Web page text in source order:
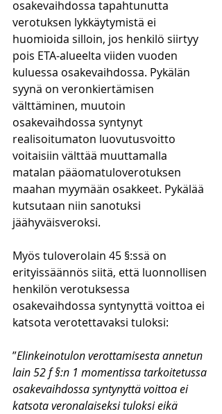
osakevaihdossa tapahtunutta
verotuksen lykkäytymistä ei
huomioida silloin, jos henkilö siirtyy
pois ETA-alueelta viiden vuoden
kuluessa osakevaihdossa. Pykälän
syynä on veronkiertämisen
välttäminen, muutoin
osakevaihdossa syntynyt
realisoitumaton luovutusvoitto
voitaisiin välttää muuttamalla
matalan pääomatuloverotuksen
maahan myymään osakkeet. Pykälää
kutsutaan niin sanotuksi
jäähyväisveroksi.
Myös tuloverolain 45 §:ssä on
erityissäännös siitä, että luonnollisen
henkilön verotuksessa
osakevaihdossa syntynyttä voittoa ei
katsota verotettavaksi tuloksi:
”Elinkeinotulon verottamisesta annetun
lain 52 f §:n 1 momentissa tarkoitetussa
osakevaihdossa syntynyttä voittoa ei
katsota veronalaiseksi tuloksi eikä